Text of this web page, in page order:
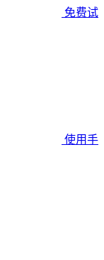
免费试
使用手